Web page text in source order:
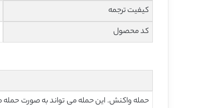
کیفیت ترجمه
کد محصول